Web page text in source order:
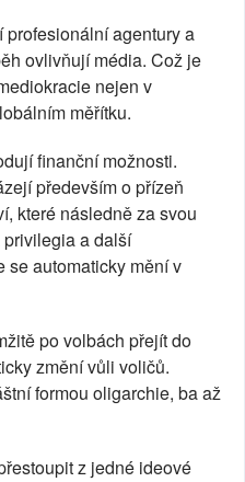
agentury a
ovlivňují média. Což je
nejen v
měřítku.
finanční možnosti.
především o přízeň
které následně za svou
a další
se automaticky mění v
po volbách přejít do
změní vůli voličů.
formou oligarchie, ba až
z jedné ideové